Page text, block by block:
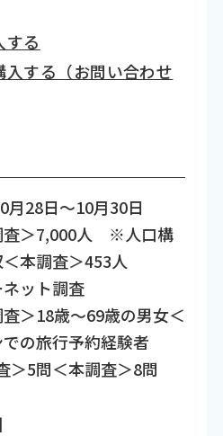
する
する（お問い合わせ
月28日～10月30日
査＞7,000人 ※人口構
本調査＞453人
ット調査
＞18歳～69歳の男女＜
の旅行予約経験者
＞5問＜本調査＞8問